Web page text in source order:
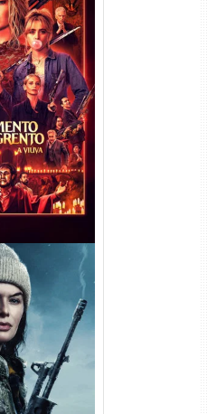
A
WEB-DL
Dual Áudio
(2025) WEB-
Áudio